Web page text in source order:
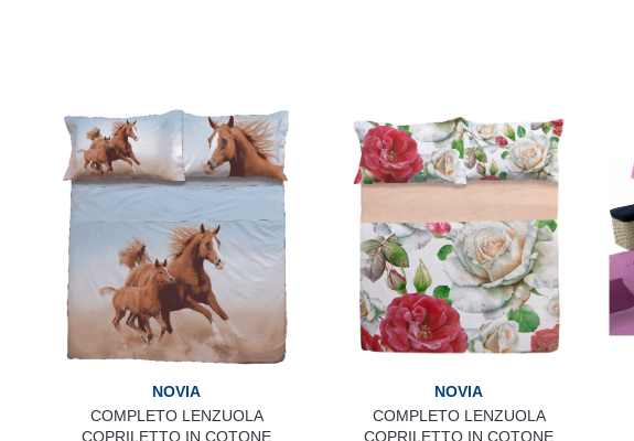
NOVIA
COMPLETO LENZUOLA
COPRILETTO IN COTONE
NOVIA
COMPLETO LENZUOLA
COPRILETTO IN COTONE